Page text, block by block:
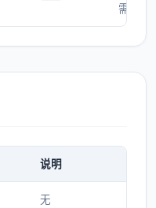
需要的
说明
无